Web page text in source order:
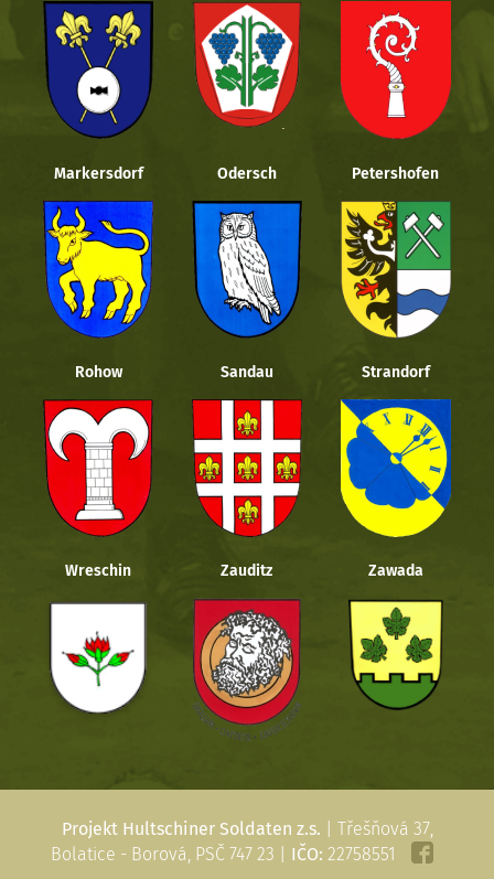
Markersdorf Odersch Petershofen
Rohow Sandau Strandorf
Wreschin Zauditz Zawada
Projekt Hultschiner Soldaten z.s. | Třešňová 37,
Bolatice - Borová, PSČ 747 23 | IČO: 22758551